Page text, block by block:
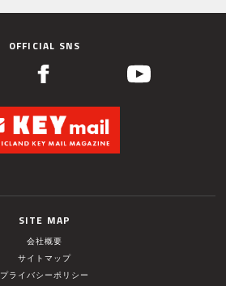
OFFICIAL SNS
SITE MAP
会社概要
サイトマップ
プライバシーポリシー